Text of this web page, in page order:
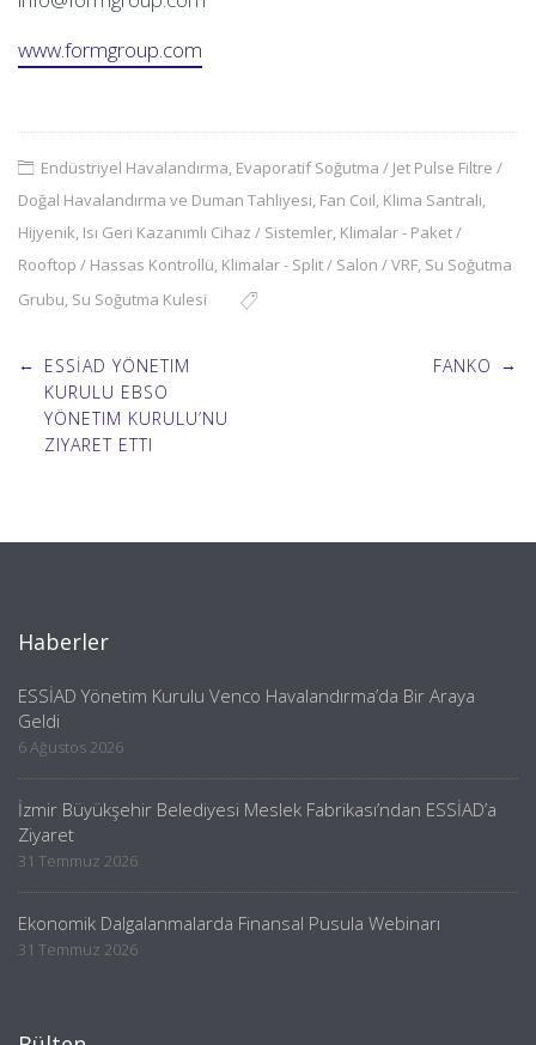
www.formgroup.com
Endüstriyel Havalandırma, Evaporatif Soğutma / Jet Pulse Filtre /
Doğal Havalandırma ve Duman Tahliyesi, Fan Coil, Klima Santrali,
Hijyenik, Isı Geri Kazanımlı Cihaz / Sistemler, Klimalar - Paket /
Rooftop / Hassas Kontrollü, Klimalar - Split / Salon / VRF, Su Soğutma
Grubu, Su Soğutma Kulesi
Post
navigation
← ESSİAD YÖNETIM
KURULU EBSO
YÖNETIM KURULU’NU
ZIYARET ETTI
FANKO →
Haberler
ESSİAD Yönetim Kurulu Venco Havalandırma’da Bir Araya
Geldi
6 Ağustos 2026
İzmir Büyükşehir Belediyesi Meslek Fabrikası’ndan ESSİAD’a
Ziyaret
31 Temmuz 2026
Ekonomik Dalgalanmalarda Finansal Pusula Webinarı
31 Temmuz 2026